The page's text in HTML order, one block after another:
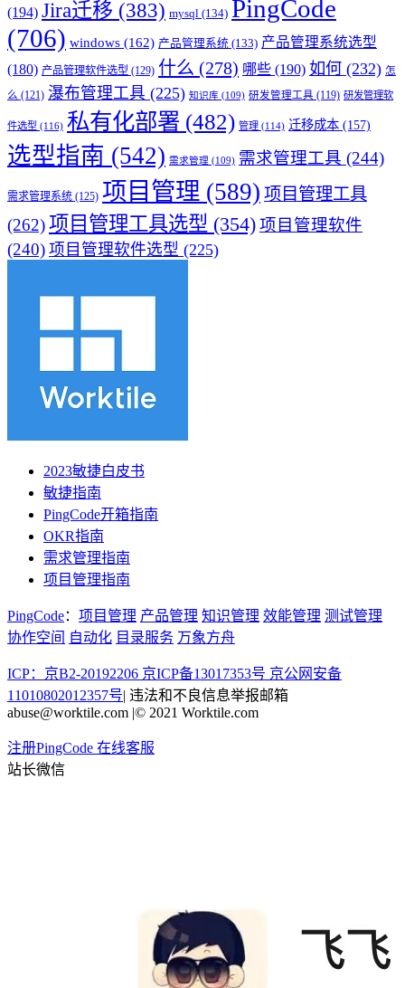
(194) Jira迁移 (383) mysql (134) PingCode
(706) windows (162) 产品管理系统 (133) 产品管理系统选型
(180) 产品管理软件选型 (129) 什么 (278) 哪些 (190) 如何 (232) 怎
么 (121) 瀑布管理工具 (225) 知识库 (109) 研发管理工具 (119) 研发管理软
件选型 (116) 私有化部署 (482) 管理 (114) 迁移成本 (157)
选型指南 (542) 需求管理 (109) 需求管理工具 (244)
需求管理系统 (125) 项目管理 (589) 项目管理工具
(262)项目管理工具选型 (354) 项目管理软件
(240) 项目管理软件选型 (225)
2023敏捷白皮书
敏捷指南
PingCode开箱指南
OKR指南
需求管理指南
项目管理指南
PingCode： 项目管理 产品管理 知识管理 效能管理 测试管理
协作空间 自动化 目录服务 万象方舟
ICP：京B2-20192206 京ICP备13017353号 京公网安备
11010802012357号| 违法和不良信息举报邮箱
abuse@worktile.com |© 2021 Worktile.com
注册PingCode 在线客服
站长微信